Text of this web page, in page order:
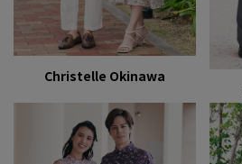
Christelle Okinawa